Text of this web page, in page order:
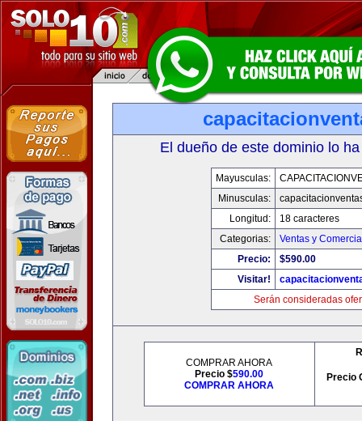
El dueño de este dominio lo
Mayusculas:
Minusculas:
Longitud:
18 caracteres
Categorias:
Ventas y
Precio:
$590.00
Visitar!
Serán consideradas
COMPRAR AHORA
Precio $590.00
COMPRAR AHORA
Precio